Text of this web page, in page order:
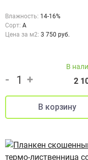
Влажность: 14-16%
Сорт: А
Цена за м2: 3 750 руб.
В
- + 2